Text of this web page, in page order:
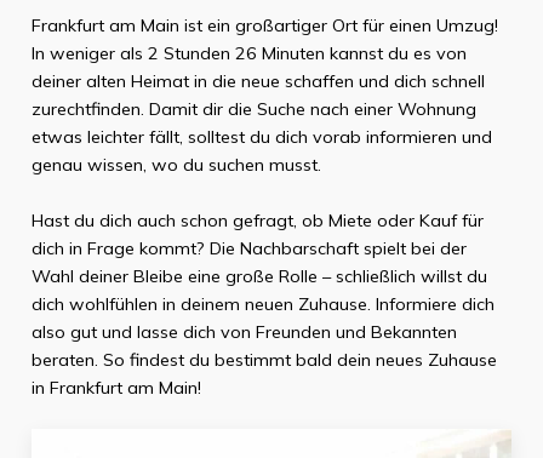
Frankfurt am Main ist ein großartiger Ort für einen Umzug!
In weniger als 2 Stunden 26 Minuten kannst du es von
deiner alten Heimat in die neue schaffen und dich schnell
zurechtfinden. Damit dir die Suche nach einer Wohnung
etwas leichter fällt, solltest du dich vorab informieren und
genau wissen, wo du suchen musst.
Hast du dich auch schon gefragt, ob Miete oder Kauf für
dich in Frage kommt? Die Nachbarschaft spielt bei der
Wahl deiner Bleibe eine große Rolle – schließlich willst du
dich wohlfühlen in deinem neuen Zuhause. Informiere dich
also gut und lasse dich von Freunden und Bekannten
beraten. So findest du bestimmt bald dein neues Zuhause
in Frankfurt am Main!